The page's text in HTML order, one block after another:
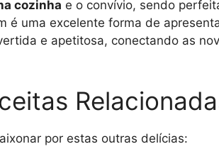
cozinha e o convívio, sendo
é uma excelente forma de
e apetitosa, conectando as
por estas outras delícias: